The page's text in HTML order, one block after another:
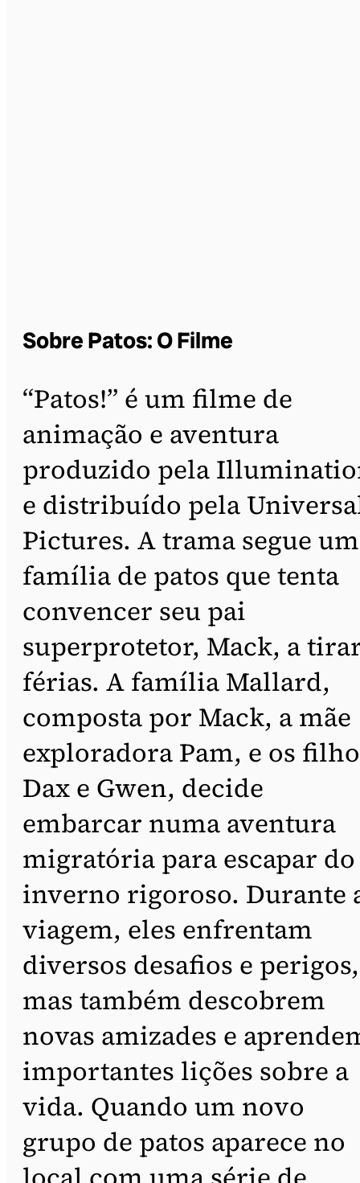
Sobre Patos: O Filme
“Patos!” é um filme de
animação e aventura
produzido pela
e distribuído pela
Pictures. A trama segue
família de patos que tenta
convencer seu pai
superprotetor, Mack, a
férias. A família Mallard,
composta por Mack, a mãe
exploradora Pam, e os
Dax e Gwen, decide
embarcar numa aventura
migratória para escapar do
inverno rigoroso. Durante
viagem, eles enfrentam
diversos desafios e perigos,
mas também descobrem
novas amizades e
importantes lições sobre a
vida. Quando um novo
grupo de patos aparece no